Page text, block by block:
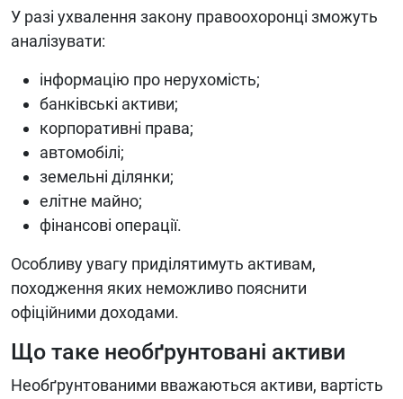
У разі ухвалення закону правоохоронці зможуть
аналізувати:
інформацію про нерухомість;
банківські активи;
корпоративні права;
автомобілі;
земельні ділянки;
елітне майно;
фінансові операції.
Особливу увагу приділятимуть активам,
походження яких неможливо пояснити
офіційними доходами.
Що таке необґрунтовані активи
Необґрунтованими вважаються активи, вартість